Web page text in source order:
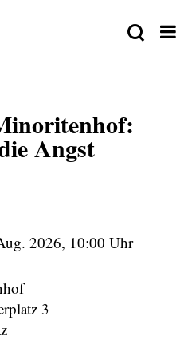
Angst
2026, 10:00 Uhr
3